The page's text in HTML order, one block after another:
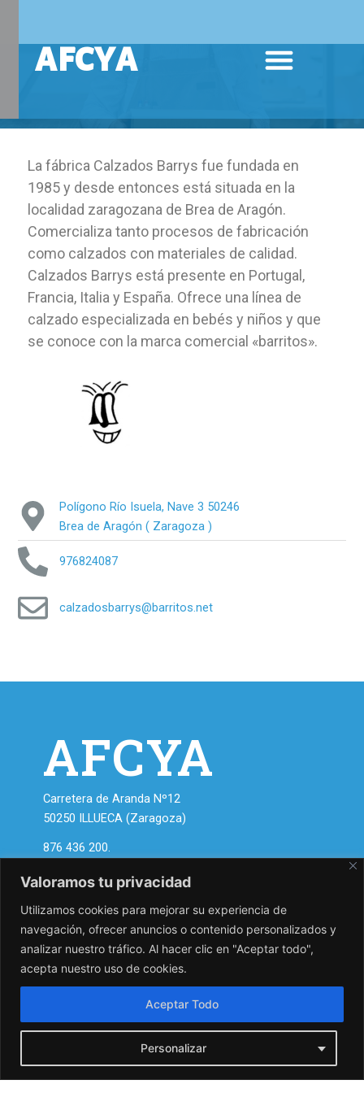
Valoramos tu privacidad
Utilizamos cookies para mejorar su experiencia de
navegación, ofrecer anuncios o contenido personalizados y
analizar nuestro tráfico. Al hacer clic en "Aceptar todo",
acepta nuestro uso de cookies.
Personalizar
Aceptar Todo
contenidoAFCYA Menú
Polígono Río Isuela, Nave 3 50246
Brea de Aragón ( Zaragoza )
976824087
calzadosbarrys@barritos.net
La fábrica Calzados Barrys fue fundada en
1985 y desde entonces está situada en la
localidad zaragozana de Brea de Aragón.
Comercializa tanto procesos de fabricación
como calzados con materiales de calidad.
Calzados Barrys está presente en Portugal,
Francia, Italia y España. Ofrece una línea de
calzado especializada en bebés y niños y que
se conoce con la marca comercial «barritos».
AFCYA
Carretera de Aranda Nº12
50250 ILLUECA (Zaragoza)
876 436 200.
info@zapatosdearagon.com
Asóciate a AFCYA y disfruta
de nuestras ventajas.
Quiero asociarme
Política De Privacidad